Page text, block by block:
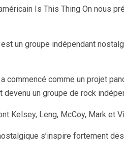
Is This Thing On nous
est un groupe indépendant
a commencé comme un projet
un groupe de rock
Kelsey, Leng, McCoy, Mark et
s’inspire fortement